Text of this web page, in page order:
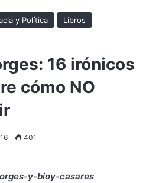
y Política
Libros
16 irónicos
cómo NO
401